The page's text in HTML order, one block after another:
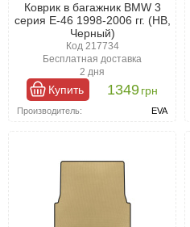
Коврик в багажник BMW 3
серия E-46 1998-2006 гг. (HB,
Черный)
Код 217734
Бесплатная доставка
2 дня
Купить 1349грн
Производитель: EVA